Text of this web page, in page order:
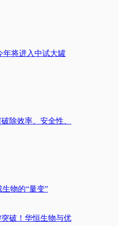
试中心建设贡献高新力
年将进入中试大罐
除效率、安全性、
物的“量变”
破！华恒生物与优